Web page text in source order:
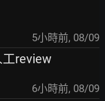
5小時前, 08/09
工review
6小時前, 08/09